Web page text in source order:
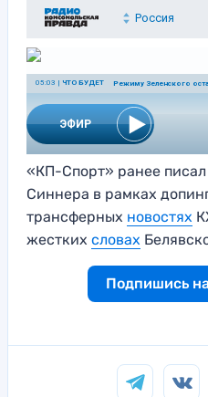
«КП-Спорт» ранее
Синнера в рамках
трансферных новостях
жестких словах
Подпишись